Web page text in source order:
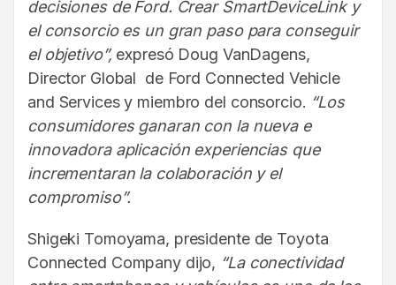
decisiones de Ford. Crear SmartDeviceLink y
el consorcio es un gran paso para conseguir
el objetivo”,expresó Doug VanDagens,
Director Global de Ford Connected Vehicle
and Services y miembro del consorcio. “Los
consumidores ganaran con la nueva e
innovadora aplicación experiencias que
incrementaran la colaboración y el
compromiso”.
Shigeki Tomoyama, presidente de Toyota
Connected Company dijo, “La conectividad